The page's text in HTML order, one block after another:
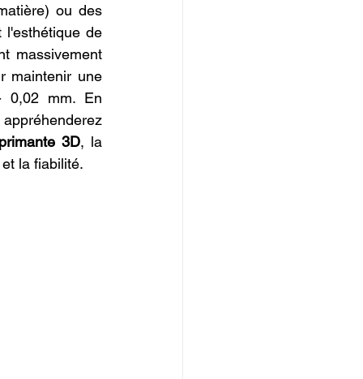
ou des
l'esthétique de
massivement
maintenir une
0,02 mm. En
3D, la
la fiabilité.